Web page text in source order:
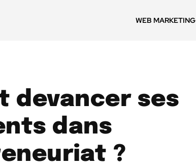
WEB MARKETING
devancer ses
dans
?